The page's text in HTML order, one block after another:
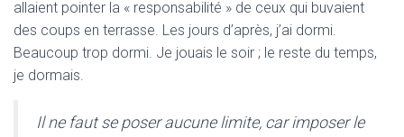
allaient pointer la « responsabilité » de ceux qui buvaient
des coups en terrasse. Les jours d’après, j’ai dormi.
Beaucoup trop dormi. Je jouais le soir ; le reste du temps,
je dormais.
Il ne faut se poser aucune limite, car imposer le